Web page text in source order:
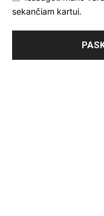
sekančiam kartui.